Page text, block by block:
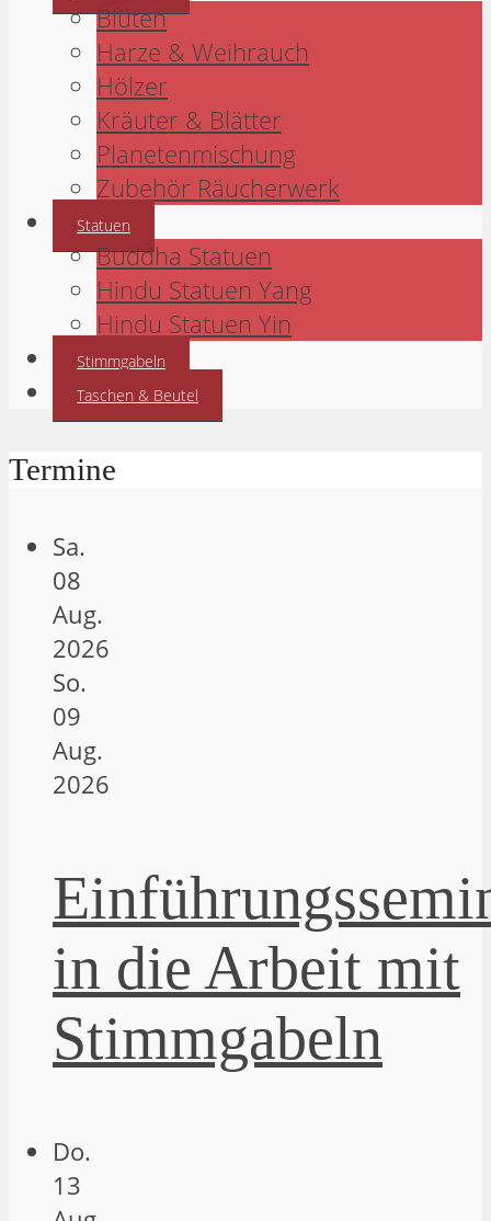
Blüten
Harze & Weihrauch
Hölzer
Kräuter & Blätter
Planetenmischung
Zubehör Räucherwerk
Statuen
Buddha Statuen
Hindu Statuen Yang
Hindu Statuen Yin
Stimmgabeln
Taschen & Beutel
Termine
Sa.
08
Aug.
2026
So.
09
Aug.
2026
in die Arbeit mit
Stimmgabeln
Do.
13